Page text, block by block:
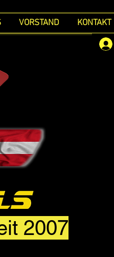
VORSTAND KONTAKT
2007